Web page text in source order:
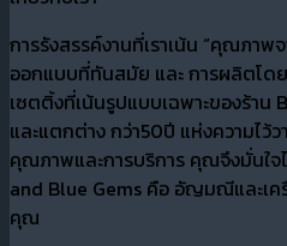
การรังสรรค์งานที่เราเน้น “คุณภ
ออกแบบที่ทันสมัย และ การผลิตโด
เซตติ้งที่เน้นรูปแบบเฉพาะของร้าน
และแตกต่าง กว่า50ปี แห่งความไว้
คุณภาพและการบริการ คุณจึงมั่นใจ
and Blue Gems คือ อัญมณีและเ
คุณ